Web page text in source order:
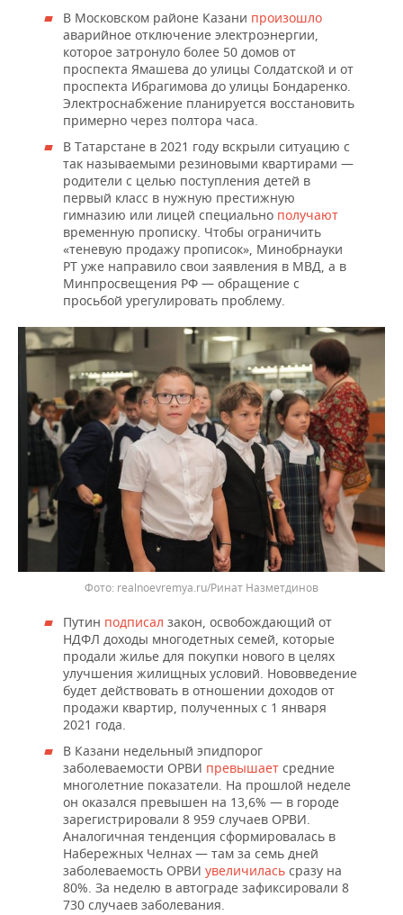
В Московском районе Казани произошло
аварийное отключение электроэнергии,
которое затронуло более 50 домов от
проспекта Ямашева до улицы Солдатской и от
проспекта Ибрагимова до улицы Бондаренко.
Электроснабжение планируется восстановить
примерно через полтора часа.
В Татарстане в 2021 году вскрыли ситуацию с
так называемыми резиновыми квартирами —
родители с целью поступления детей в
первый класс в нужную престижную
гимназию или лицей специально получают
временную прописку. Чтобы ограничить
«теневую продажу прописок», Минобрнауки
РТ уже направило свои заявления в МВД, а в
Минпросвещения РФ — обращение с
просьбой урегулировать проблему.
realnoevremya.ru/Ринат Назметдинов
Путин подписал закон, освобождающий от
НДФЛ доходы многодетных семей, которые
продали жилье для покупки нового в целях
улучшения жилищных условий. Нововведение
будет действовать в отношении доходов от
продажи квартир, полученных с 1 января
2021 года.
В Казани недельный эпидпорог
заболеваемости ОРВИ превышает средние
многолетние показатели. На прошлой неделе
он оказался превышен на 13,6% — в городе
зарегистрировали 8 959 случаев ОРВИ.
Аналогичная тенденция сформировалась в
Набережных Челнах — там за семь дней
заболеваемость ОРВИ увеличилась сразу на
80%. За неделю в автограде зафиксировали 8
730 случаев заболевания.